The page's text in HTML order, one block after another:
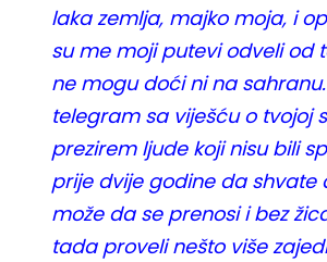
laka zemlja, majko moja, i
su me moji putevi odveli od
ne mogu doći ni na
telegram sa viješću o tvojoj
prezirem ljude koji nisu bili
prije dvije godine da shvate
može da se prenosi i bez
tada proveli nešto više